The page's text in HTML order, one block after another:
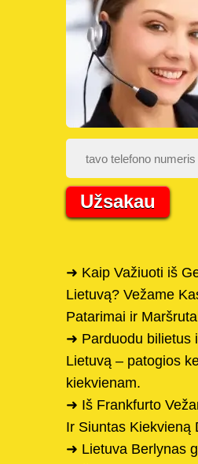
Užsakau
➜ Kaip Važiuoti iš
Lietuvą? Vežame
Patarimai ir
➜ Parduodu bilietus
Lietuvą – patogios
kiekvienam.
➜ Iš Frankfurto
Ir Siuntas Kiekvieną
➜ Lietuva Berlynas